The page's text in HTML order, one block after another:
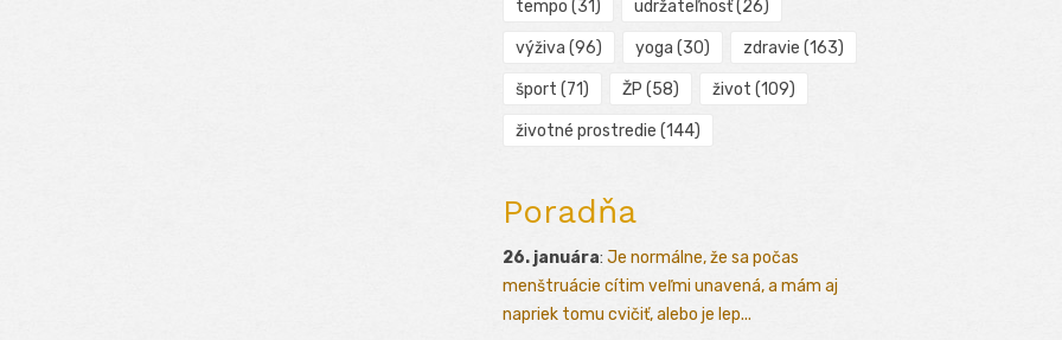
tempo (31) udržateľnosť(26)
výživa (96) yoga (30) zdravie (163)
šport (71) ŽP (58) život (109)
životné prostredie (144)
Poradňa
26. januára: Je normálne, že sa počas
menštruácie cítim veľmi unavená, a mám aj
napriek tomu cvičiť, alebo je lep...